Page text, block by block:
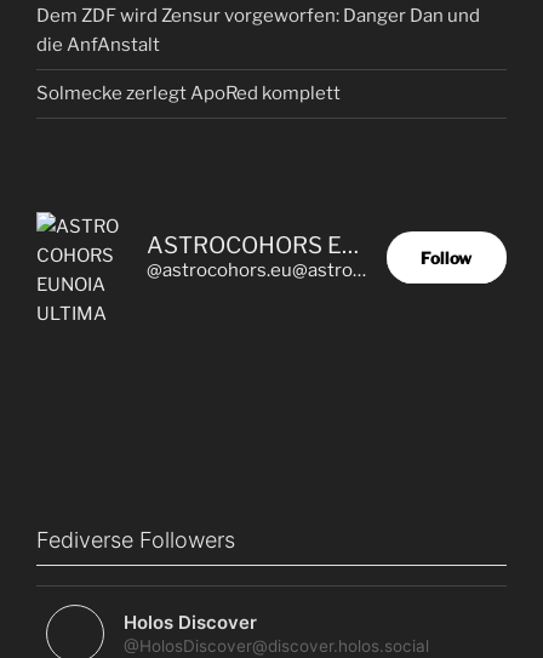
Dem ZDF wird Zensur vorgeworfen: Danger Dan und
die AnfAnstalt
Solmecke zerlegt ApoRed komplett
ASTROCOHORS EUNOIA ULTIMA
@astrocohors.eu@astrocohors.eu
Follow
Fediverse Followers
Holos Discover
@HolosDiscover@discover.holos.social